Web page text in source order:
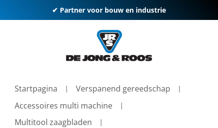
✔ Partner voor bouw en industrie
Startpagina
Verspanend gereedschap
Accessoires multi machine
Multitool zaagbladen